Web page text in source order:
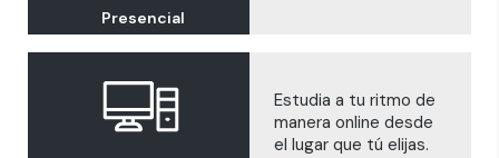
Presencial
Estudia a tu ritmo de
manera online desde
el lugar que tú elijas.